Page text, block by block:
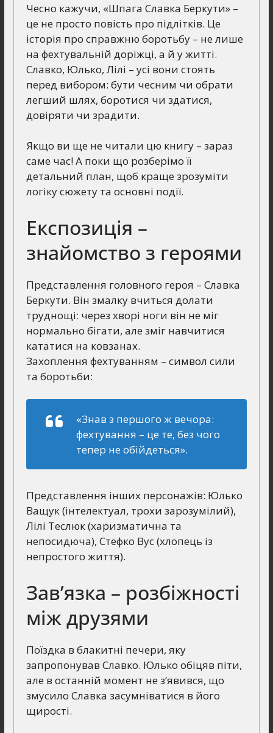
Чесно кажучи, «Шпага Славка Беркути» –
це не просто повість про підлітків. Це
історія про справжню боротьбу – не лише
на фехтувальній доріжці, а й у житті.
Славко, Юлько, Лілі – усі вони стоять
перед вибором: бути чесним чи обрати
легший шлях, боротися чи здатися,
довіряти чи зрадити.
Якщо ви ще не читали цю книгу – зараз
саме час! А поки що розберімо її
детальний план, щоб краще зрозуміти
логіку сюжету та основні події.
Експозиція –
знайомство з героями
Представлення головного героя – Славка
Беркути. Він змалку вчиться долати
труднощі: через хворі ноги він не міг
нормально бігати, але зміг навчитися
кататися на ковзанах.
Захоплення фехтуванням – символ сили
та боротьби:
«Знав з першого ж вечора:
фехтування – це те, без чого
тепер не обійдеться».
Представлення інших персонажів: Юлько
Ващук (інтелектуал, трохи зарозумілий),
Лілі Теслюк (харизматична та
непосидюча), Стефко Вус (хлопець із
непростого життя).
Зав’язка – розбіжності
між друзями
Поїздка в блакитні печери, яку
запропонував Славко. Юлько обіцяв піти,
але в останній момент не з’явився, що
змусило Славка засумніватися в його
щирості.